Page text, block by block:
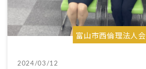
富山市西倫理法人会
2024/03/12